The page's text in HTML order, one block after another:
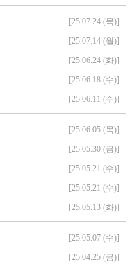
[25.07.24 (목)]
[25.07.14 (월)]
[25.06.24 (화)]
[25.06.18 (수)]
[25.06.11 (수)]
[25.06.05 (목)]
[25.05.30 (금)]
[25.05.21 (수)]
[25.05.21 (수)]
[25.05.13 (화)]
[25.05.07 (수)]
[25.04.25 (금)]